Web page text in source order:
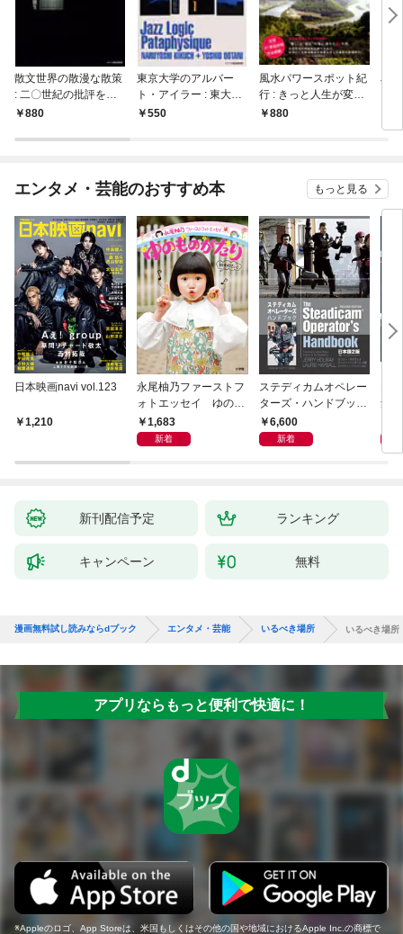
散文世界の散漫な散策
: 二〇世紀の批評を読
む880
東京大学のアルバー
ト・アイラー : 東大ジ
ャズ講義録・歴史編
550
風水パワースポット紀
行 : きっと人生が変わ
る場所60+20
880
エンタメ・芸能のおすすめ本 もっと見る
日本映画navi vol.123
1,210
永尾柚乃ファーストフ
ォトエッセイ ゆのも
のがたり
1,683
新着
ステディカムオペレー
ターズ・ハンドブック
日本語版 電子版 第２
版
6,600
新着
集
ウ
【
新刊配信予定 ランキング
キャンペーン 無料
漫画無料試し読みならdブック エンタメ・芸能 いるべき場所 いるべき場所
アプリならもっと便利で快適に！
Appleのロゴ、App Storeは、米国もしくはその他の国や地域におけるApple Inc.の商標で